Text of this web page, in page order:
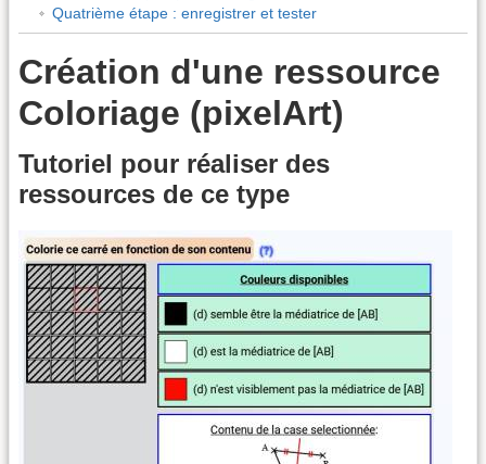
Quatrième étape : enregistrer et tester
Création d'une ressource
Coloriage (pixelArt)
Tutoriel pour réaliser des
ressources de ce type